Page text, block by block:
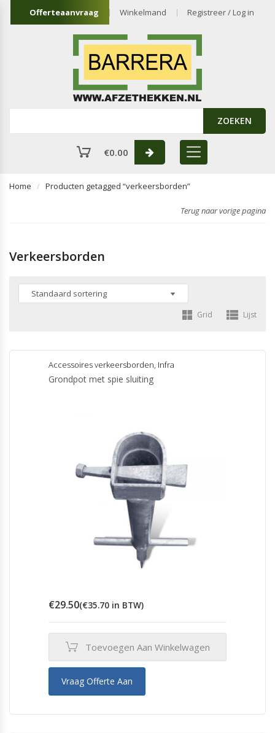
Offerteaanvraag Winkelmand Registreer / Log in
ZOEKEN
€0.00
Home Producten getagged “verkeersborden”
Terug naar vorige pagina
Verkeersborden
Grid Lijst
Accessoires verkeersborden, Infra
Grondpot met spie sluiting
€29.50(€35.70 in BTW)
Toevoegen Aan Winkelwagen
Vraag Offerte Aan